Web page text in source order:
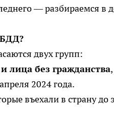
— разбираемся в
двух групп:
лица без гражданства
2024 года.
въехали в страну